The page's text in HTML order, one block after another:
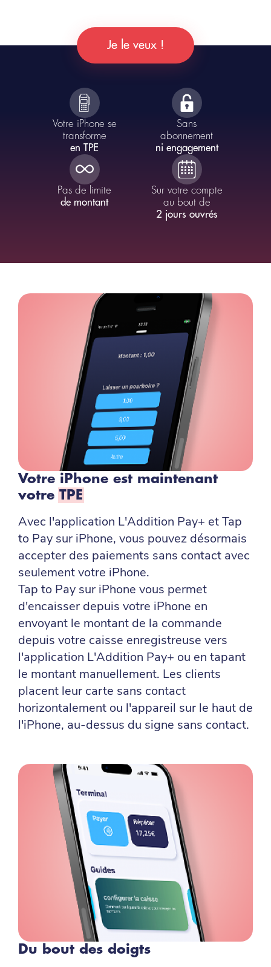
Je le veux !
Votre iPhone se
transforme
en TPE
Sans
abonnement
ni engagement
Pas de limite
de montant
Sur votre compte
au bout de
2 jours ouvrés
Votre iPhone est maintenant
votre TPE
Avec l'application L'Addition Pay+ et Tap
to Pay sur iPhone, vous pouvez désormais
accepter des paiements sans contact avec
seulement votre iPhone.
Tap to Pay sur iPhone vous permet
d'encaisser depuis votre iPhone en
envoyant le montant de la commande
depuis votre caisse enregistreuse vers
l'application L'Addition Pay+ ou en tapant
le montant manuellement. Les clients
placent leur carte sans contact
horizontalement ou l'appareil sur le haut de
l'iPhone, au-dessus du signe sans contact.
Du bout des doigts